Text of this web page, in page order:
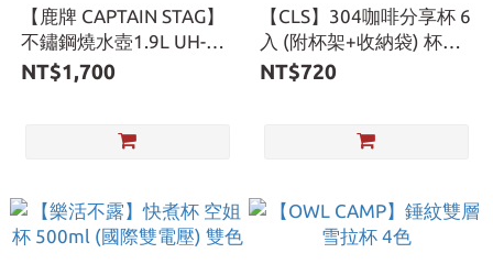
【鹿牌 CAPTAIN STAG】
不鏽鋼燒水壺1.9L UH-
4208 煮水壺 燒水壺
NT$1,700
【CLS】304咖啡分享杯 6
入 (附杯架+收納袋) 杯組
咖啡杯 不鏽鋼
NT$720